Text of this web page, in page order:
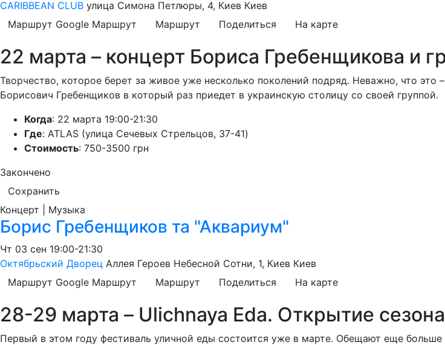
CARIBBEAN CLUB улица Симона Петлюры, 4, Киев Киев
Маршрут Google Маршрут Маршрут Поделиться На карте
22 марта – концерт Бориса Гребенщикова и
Творчество, которое берет за живое уже несколько поколений подряд. Неважно, что
Борисович Гребенщиков в который раз приедет в украинскую столицу со своей группой.
Когда: 22 марта 19:00-21:30
Где: ATLAS (улица Сечевых Стрельцов, 37-41)
Стоимость: 750-3500 грн
Закончено
Сохранить
Концерт | Музыка
Борис Гребенщиков та "Аквариум"
Чт 03 сен 19:00-21:30
Октябрьский Дворец Аллея Героев Небесной Сотни, 1, Киев Киев
Маршрут Google Маршрут Маршрут Поделиться На карте
28-29 марта – Ulichnaya Eda. Открытие сезона
Первый в этом году фестиваль уличной еды состоится уже в марте. Обещают еще